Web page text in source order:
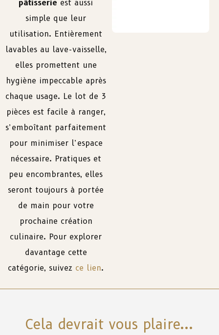
pâtisserie est aussi
simple que leur
utilisation. Entièrement
lavables au lave-vaisselle,
elles promettent une
hygiène impeccable après
chaque usage. Le lot de 3
pièces est facile à ranger,
s’emboîtant parfaitement
pour minimiser l’espace
nécessaire. Pratiques et
peu encombrantes, elles
seront toujours à portée
de main pour votre
prochaine création
culinaire. Pour explorer
davantage cette
catégorie, suivez ce lien.
Cela devrait vous plaire...